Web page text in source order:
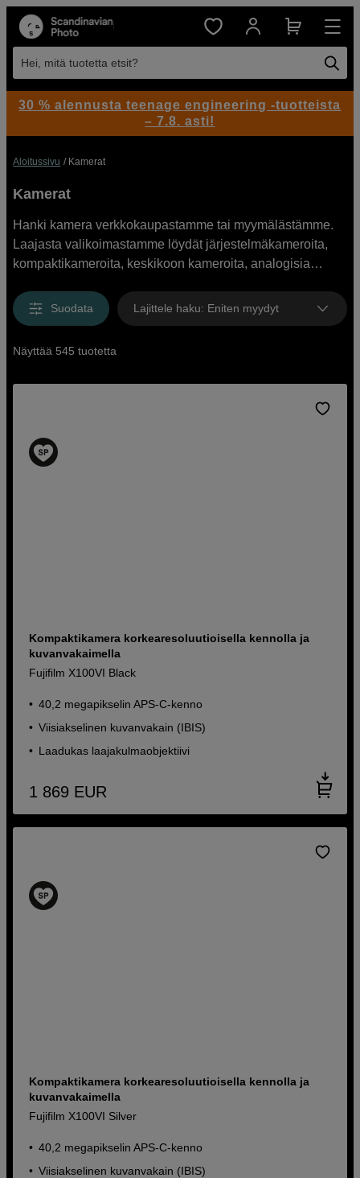
Hei, mitä tuotetta etsit?
Aloitussivu Kamerat
Kamerat
Hanki kamera verkkokaupastamme tai myymälästämme.
Laajasta valikoimastamme löydät järjestelmäkameroita,
kompaktikameroita, keskikoon kameroita, analogisia
Canon, Sony, Nikon, Panasonic, Fujifilm, Olympus ja
Hasselblad. Meillä on laaja valikoima kameroita
Suodata Lajittele haku: Eniten myydyt
Näyttää 545 tuotetta
Kompaktikamera korkearesoluutioisella kennolla ja
kuvanvakaimella
Fujifilm X100VI Black
40,2 megapikselin APS-C-kenno
Viisiakselinen kuvanvakain (IBIS)
Laadukas laajakulmaobjektiivi
1 869 EUR
Kompaktikamera korkearesoluutioisella kennolla ja
kuvanvakaimella
Fujifilm X100VI Silver
40,2 megapikselin APS-C-kenno
Viisiakselinen kuvanvakain (IBIS)
30 % alennusta teenage engineering -tuotteista
– 7.8. asti!